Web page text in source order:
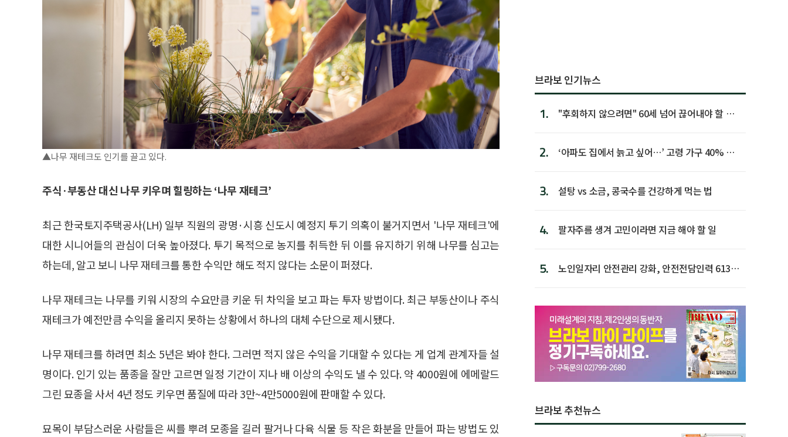
▲나무 재테크도 인기를 끌고 있다.
주식·부동산 대신 나무 키우며 힐링하는 ‘나무 재테크’
최근 한국토지주택공사(LH) 일부 직원의 광명·시흥 신도시 예정지 투기 의혹이 불거지면서 '나무 재테크'에
대한 시니어들의 관심이 더욱 높아졌다. 투기 목적으로 농지를 취득한 뒤 이를 유지하기 위해 나무를 심고는
하는데, 알고 보니 나무 재테크를 통한 수익만 해도 적지 않다는 소문이 퍼졌다.
나무 재테크는 나무를 키워 시장의 수요만큼 키운 뒤 차익을 보고 파는 투자 방법이다. 최근 부동산이나 주식
재테크가 예전만큼 수익을 올리지 못하는 상황에서 하나의 대체 수단으로 제시됐다.
나무 재테크를 하려면 최소 5년은 봐야 한다. 그러면 적지 않은 수익을 기대할 수 있다는 게 업계 관계자들 설
명이다. 인기 있는 품종을 잘만 고르면 일정 기간이 지나 배 이상의 수익도 낼 수 있다. 약 4000원에 에메랄드
그린 묘종을 사서 4년 정도 키우면 품질에 따라 3만~4만5000원에 판매할 수 있다.
묘목이 부담스러운 사람들은 씨를 뿌려 모종을 길러 팔거나 다육 식물 등 작은 화분을 만들어 파는 방법도 있
브라보 인기뉴스
1.
"후회하지 않으려면" 60세 넘어 끊어내야 할 사
2.
‘아파도 집에서 늙고 싶어…’ 고령 가구 40% 노
3. 설탕 vs 소금, 콩국수를 건강하게 먹는 법
4. 팔자주름 생겨 고민이라면 지금 해야 할 일
5.
노인일자리 안전관리 강화, 안전전담인력 613명
브라보 추천뉴스